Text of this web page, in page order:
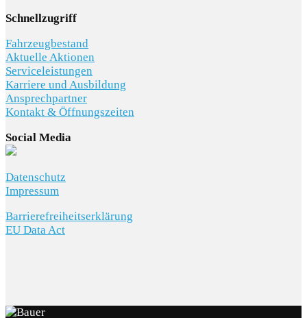
Schnellzugriff
Fahrzeugbestand
Aktuelle Aktionen
Serviceleistungen
Karriere und Ausbildung
Ansprechpartner
Kontakt & Öffnungszeiten
Social Media
Datenschutz
Impressum
Barrierefreiheitserklärung
EU Data Act